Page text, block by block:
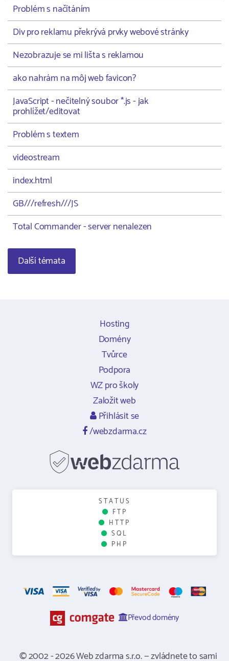
Problém s načítáním
Div pro reklamu překrývá prvky webové stránky
Nezobrazuje se mi lišta s reklamou
ako nahrám na môj web favicon?
JavaScript - nečitelný soubor *.js - jak
prohlížet/editovat
Problém s textem
videostream
index.html
GB///refresh///JS
Total Commander - server nenalezen
Další témata
Hosting
Domény
Tvůrce
Podpora
WZ pro školy
Založit web
Přihlásit se
/webzdarma.cz
STATUS
FTP
HTTP
SQL
PHP
Převod domény
© 2002 - 2026 Web zdarma s.r.o. — zvládnete to sami